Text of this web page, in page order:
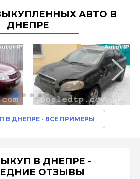
АВТО В
ДНЕПРЕ
В ДНЕПРЕ - ВСЕ ПРИМЕРЫ
В ДНЕПРЕ -
ОТЗЫВЫ